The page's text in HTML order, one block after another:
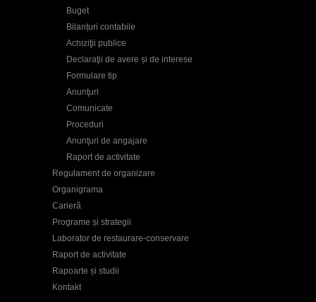
Buget
Bilanțuri contabile
Achiziţii publice
Declaraţii de avere și de interese
Formulare tip
Anunţuri
Comunicate
Proceduri
Anunţuri de angajare
Raport de activitate
Regulament de organizare
Organigrama
Carieră
Programe și strategii
Laborator de restaurare-conservare
Raport de activitate
Rapoarte și studii
Kontakt